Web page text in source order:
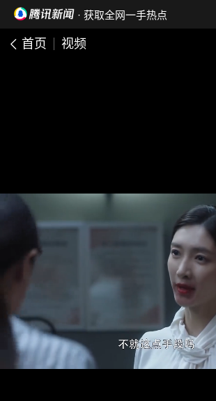
· 获取全网一手热点
首页 视频